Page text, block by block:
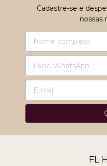
Cadastre-se e
nossas
FL